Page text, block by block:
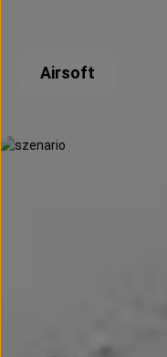
Airsoft
Paintball Szenario